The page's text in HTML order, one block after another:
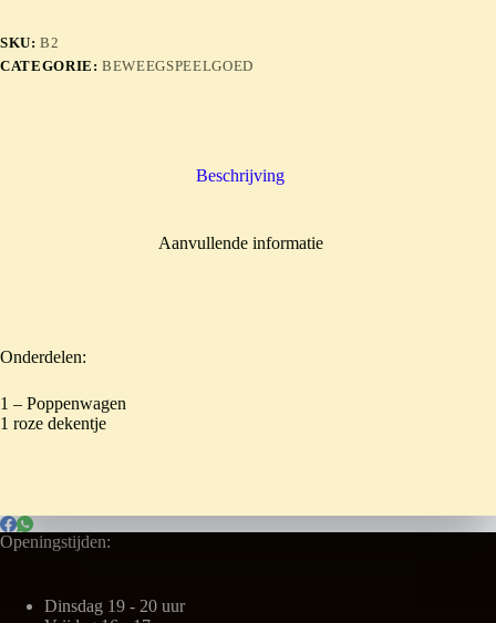
SKU:B2
CATEGORIE:BEWEEGSPEELGOED
Beschrijving
Aanvullende informatie
Onderdelen:
1 – Poppenwagen
1 roze dekentje
Openingstijden:
Dinsdag 19 - 20 uur